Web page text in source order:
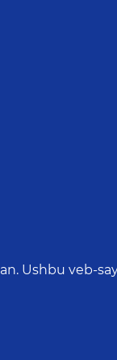
Ushbu veb-